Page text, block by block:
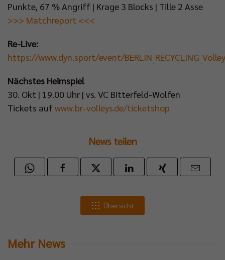
Punkte, 67 % Angriff | Krage 3 Blocks | Tille 2 Asse
>>> Matchreport <<<
Re-Live:
https://www.dyn.sport/event/
Nächstes Heimspiel
30. Okt | 19.00 Uhr | vs. VC Bitterfeld-Wolfen
Tickets auf www.br-volleys.de/ticketshop
News teilen
Übersicht
Mehr News